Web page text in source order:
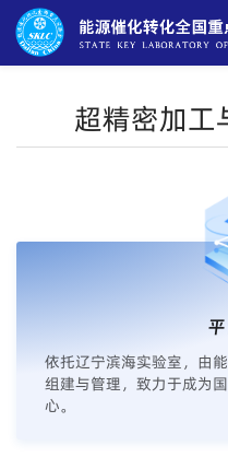
超精密加工
依托辽宁滨海实验室，由
组建与管理，致力于成为
心。